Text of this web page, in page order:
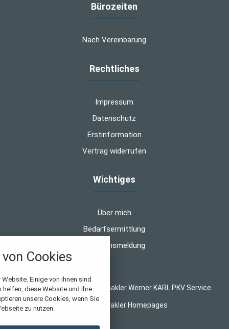
Bürozeiten
Nach Vereinbarung
Rechtliches
Impressum
Datenschutz
Erstinformation
Vertrag widerrufen
Wichtiges
Über mich
Bedarfsermittlung
Schadensmeldung
© 2026 WK-Versicherungsmakler Werner KARL PKV Service
Makler Homepages
Cookies
Einige von ihnen sind
diese Website und Ihre
unsere Cookies, wenn Sie
zu nutzen.
alle verwendeten Cookies und
folgende Kategorien zu